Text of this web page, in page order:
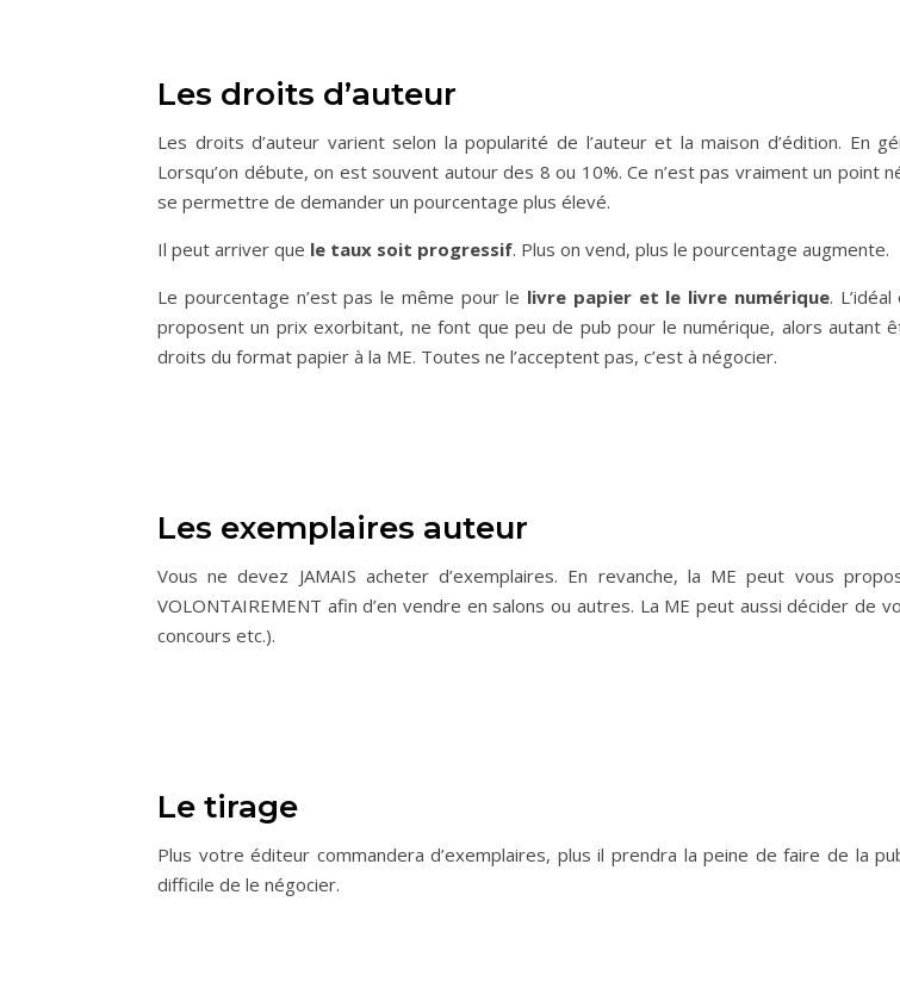
Les droits d’auteur
Les droits d’auteur varient selon la popularité de l’auteur et la maison d’édition. En
Lorsqu’on débute, on est souvent autour des 8 ou 10%. Ce n’est pas vraiment un point
se permettre de demander un pourcentage plus élevé.
Il peut arriver que le taux soit progressif. Plus on vend, plus le pourcentage augmente.
Le pourcentage n’est pas le même pour le livre papier et le livre numérique.
proposent un prix exorbitant, ne font que peu de pub pour le numérique, alors autant
droits du format papier à la ME. Toutes ne l’acceptent pas, c’est à négocier.
Les exemplaires auteur
Vous ne devez JAMAIS acheter d’exemplaires. En revanche, la ME peut vous
VOLONTAIREMENT afin d’en vendre en salons ou autres. La ME peut aussi décider de
concours etc.).
Le tirage
Plus votre éditeur commandera d’exemplaires, plus il prendra la peine de faire de la
difficile de le négocier.